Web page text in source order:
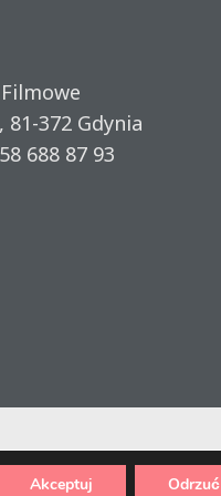
81-372 Gdynia
688 87 93
Akceptuj Odrzuć